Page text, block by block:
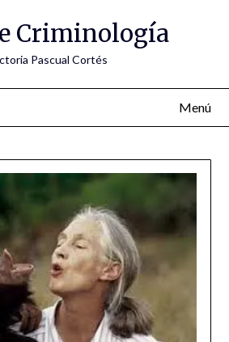
Criminología
Pascual Cortés
Menú